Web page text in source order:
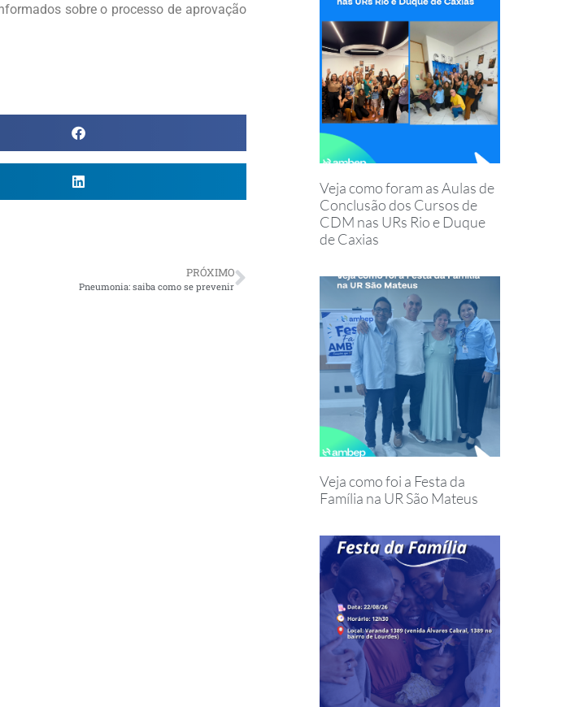
sobre o processo de aprovação
PRÓXIMO
Pneumonia: saiba como se prevenir
Veja como foram as Aulas de
Conclusão dos Cursos de
CDM nas URs Rio e Duque
de Caxias
Veja como foi a Festa da
Família na UR São Mateus